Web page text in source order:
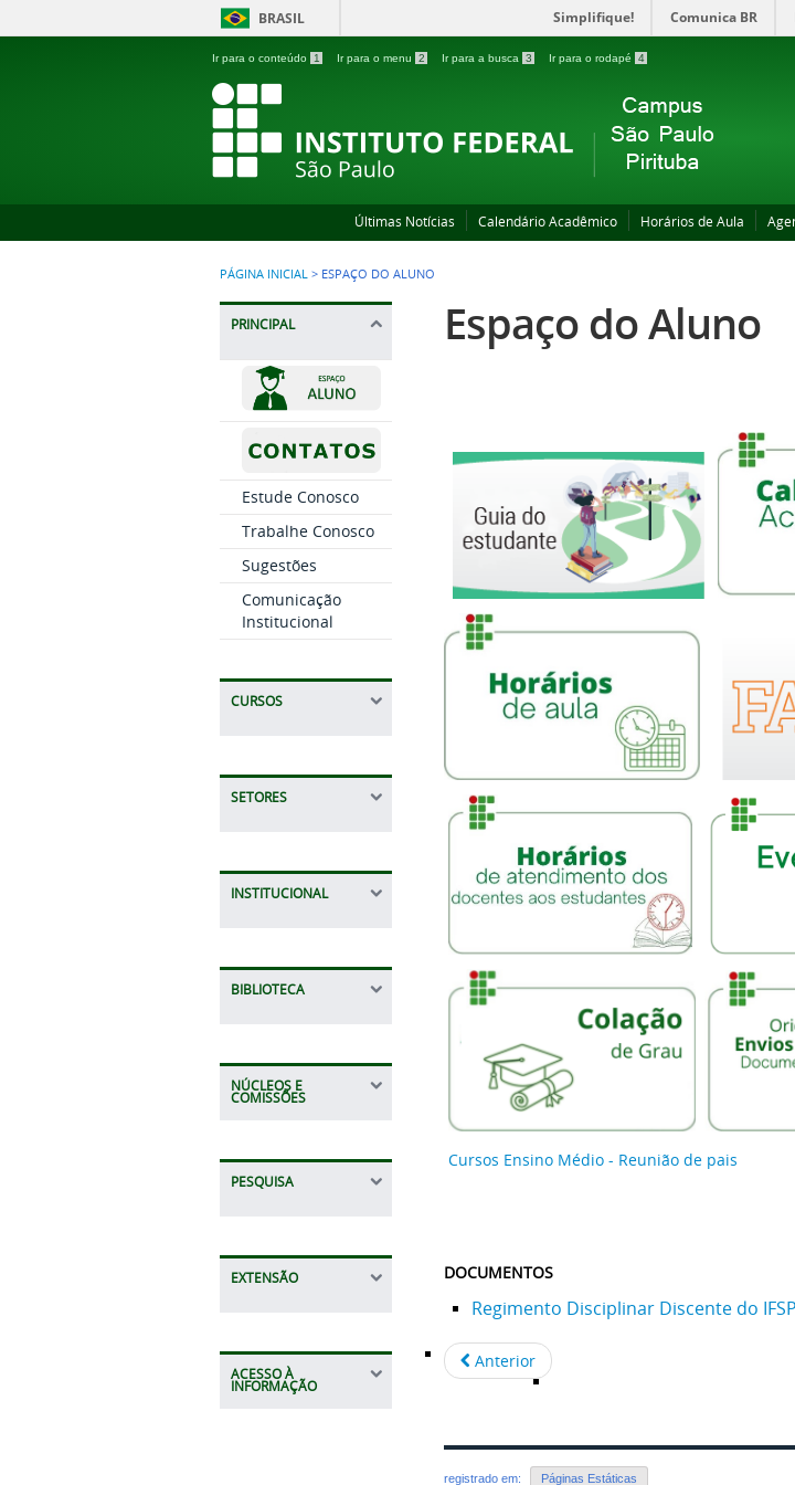
BRASIL Simplifique! Comunica BR
Ir para o conteúdo 1 Ir para o menu 2 Ir para a busca 3 Ir para o rodapé 4
Últimas Notícias Calendário Acadêmico Horários de Aula
PÁGINA INICIAL > ESPAÇO DO ALUNO
PRINCIPAL
Estude Conosco
Trabalhe Conosco
Sugestões
Comunicação
Institucional
CURSOS
SETORES
INSTITUCIONAL
BIBLIOTECA
NÚCLEOS E
COMISSÕES
PESQUISA
EXTENSÃO
ACESSO À
INFORMAÇÃO
Espaço do Aluno
Cursos Ensino Médio - Reunião de pais
DOCUMENTOS
Regimento Disciplinar Discente do IFSP
Anterior
registrado em: Páginas Estáticas